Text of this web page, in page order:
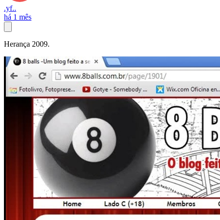
.yf..
há 1 mês
Herança 2009.